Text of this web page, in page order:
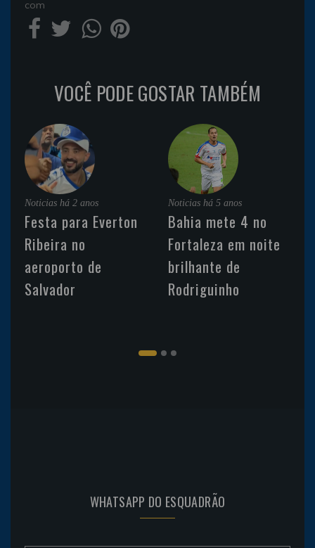
com
VOCÊ PODE GOSTAR TAMBÉM
Noticias há 2 anos
Festa para Everton
Ribeira no
aeroporto de
Salvador
Noticias há 5 anos
Bahia mete 4 no
Fortaleza em noite
brilhante de
Rodriguinho
WHATSAPP DO ESQUADRÃO